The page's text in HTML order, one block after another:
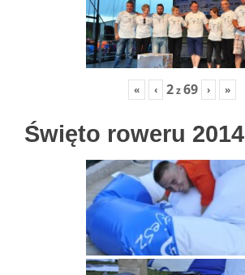
« ‹ 2z69 › »
Święto roweru 2014